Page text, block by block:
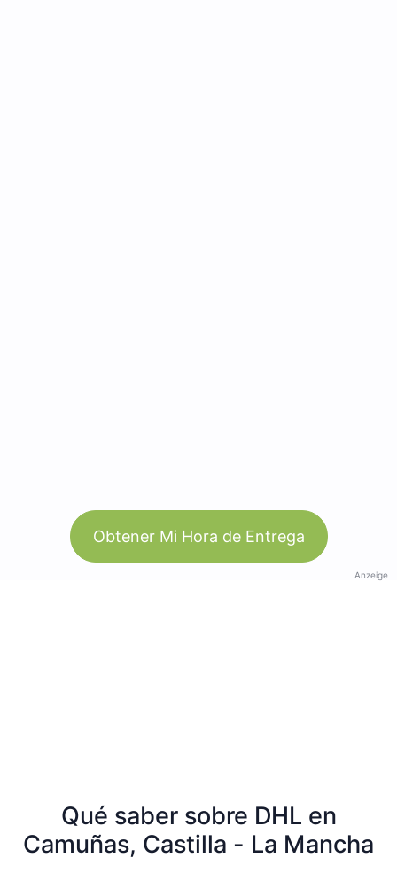
Obtener Mi Hora de Entrega
Anzeige
Qué saber sobre DHL en
Camuñas, Castilla - La Mancha